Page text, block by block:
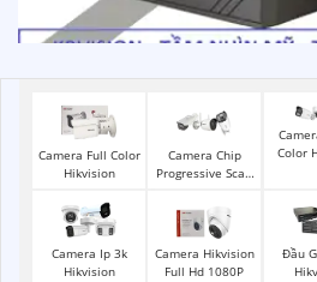
Camera Full Color
Hikvision
Camera Chip
Progressive Scan
Color
Camera Ip 3k
Hikvision
Camera Hikvision
Full Hd 1080P
Đầu